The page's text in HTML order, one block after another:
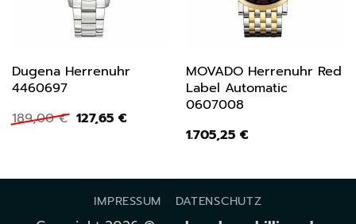
Dugena Herrenuhr
4460697
189,00€ Ursprünglicher
Preis
127,65 €Aktueller
MOVADO Herrenuhr Red
Label Automatic
0607008
1.705,25 €
IMPRESSUM DATENSCHUTZ